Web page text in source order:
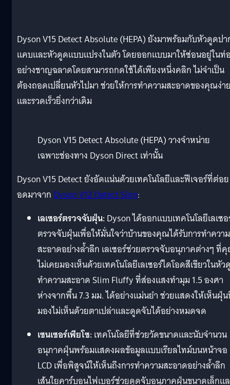
Dyson V15 Detect Absolute (HEPA) ยังมาพร้อมกับหัวดูดป
แคบและหัวดูดแบบแปรงในตัว โดยออกแบบมาให้ซ่อนอยู่ในท่
อย่างชาญฉลาดโดยสามารถกดใช้ได้เพียงหนึ่งคลิก ไม่จำเป็น
ต้องถอดเปลี่ยนหัวไปมา ช่วยให้การทำความสะอาดของคุณง่า
และรวดเร็วยิ่งกว่าเดิม
Dyson V15 Detect Absolute (HEPA) วางจำหน่าย
เฉพาะช่องทาง Dyson Direct เท่านั้น
Dyson V15 Detect ยังอัดแน่นด้วยเทคโนโลยีและฟีเจอร์ที่ต่อย
อดมาจากDyson V12 Detect Slim:
เลเซอร์ตรวจจับฝุ่น:Dyson ได้ออกแบบเทคโนโลยีเลเซ
ตรวจจับฝุ่นเพื่อให้มั่นใจว่าบ้านของคุณได้รับการทำความ
สะอาดอย่างล้ำลึก เลเซอร์ช่วยตรวจจับอนุภาคต่างๆ ที่
ไม่เคยมองเห็นด้วยเทคโนโลยีเลเซอร์ไดโอดสีเขียวในหั
ทำความสะอาด Slim Fluffy ที่ส่องแสงทำมุม 1.5 องศา
ห่างจากพื้น 7.3 มม. ได้อย่างแม่นยำ ช่วยแสดงให้เห็นฝุ่
มองไม่เห็นด้วยตาเปล่าและดูดจับได้อย่างหมดจด
เซนเซอร์เพียโซ:เทคโนโลยีที่ช่วยวัดขนาดและนับจำนวน
อนุภาคฝุ่นพร้อมแสดงผลข้อมูลแบบเรียลไทม์บนหน้าจอ
LCD เพื่อพิสูจน์ให้เห็นถึงการทำความสะอาดอย่างล้ำลึก
เส้นใยคาร์บอนไฟเบอร์ช่วยดูดจับอนุภาคฝุ่นขนาดเล็กแ